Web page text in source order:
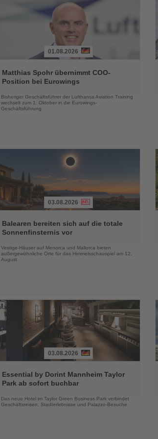
Sie
die
01.08.2026
Matthias Spohr übernimmt COO-
Position bei Eurowings
Bisheriger Geschäftsführer der Lufthansa Aviation Training
wechselt zum 1. Oktober in die Eurowings-
Geschäftsführung
Sie
die
03.08.2026
Balearen bereiten sich auf die totale
Sonnenfinsternis vor
Vestige-Häuser auf Menorca und Mallorca bieten
außergewöhnliche Orte für das Himmelsschauspiel am 12.
August
Sie
die
03.08.2026
Essential by Dorint Mannheim Taylor
Park ab sofort buchbar
Das neue Hotel im Taylor Green Business Park verbindet
Geschäftsreisen, Stadterlebnisse und Palazzo-Besuche